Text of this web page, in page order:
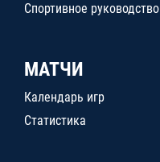
Спортивное руководство
МАТЧИ
Календарь игр
Статистика